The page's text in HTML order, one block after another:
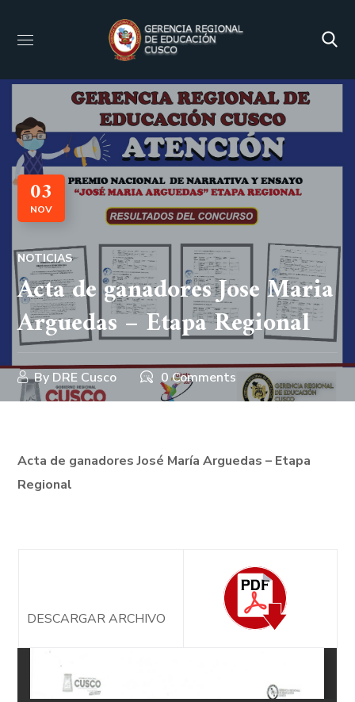
03
NOV
NOTICIAS
Acta de ganadores Jose Maria
Arguedas – Etapa Regional
By DRE Cusco 0 Comments
Acta de ganadoresJosé María Arguedas – Etapa
Regional
DESCARGAR ARCHIVO